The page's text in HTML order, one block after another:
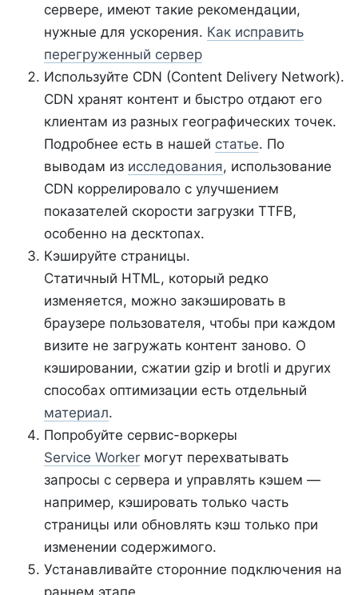
сервере, имеют такие рекомендации,
нужные для ускорения. Как исправить
перегруженный сервер
Используйте CDN (Content Delivery Network).
CDN хранят контент и быстро отдают его
клиентам из разных географических точек.
Подробнее есть в нашей статье. По
выводам из исследования, использование
CDN коррелировало с улучшением
показателей скорости загрузки TTFB,
особенно на десктопах.
Кэшируйте страницы.
Статичный HTML, который редко
изменяется, можно закэшировать в
браузере пользователя, чтобы при каждом
визите не загружать контент заново. О
кэшировании, сжатии gzip и brotli и других
способах оптимизации есть отдельный
материал.
Попробуйте сервис-воркеры
Service Worker могут перехватывать
запросы с сервера и управлять кэшем —
например, кэшировать только часть
страницы или обновлять кэш только при
изменении содержимого.
Устанавливайте сторонние подключения на
раннем этапе.